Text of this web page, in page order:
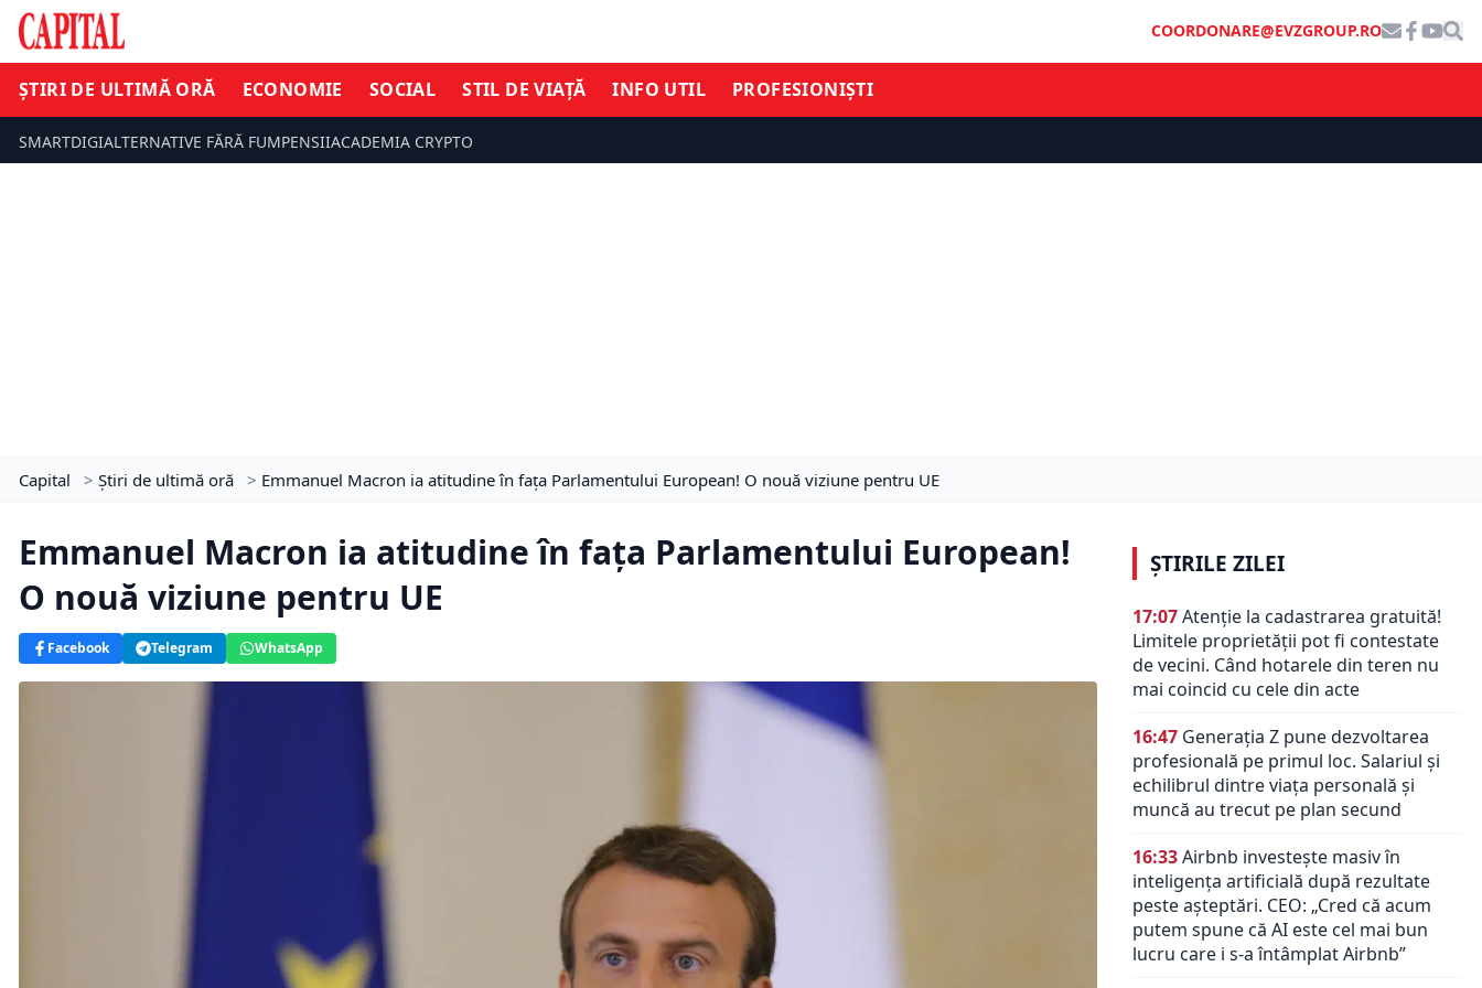
COORDONARE@EVZGROUP.RO
ȘTIRI DE ULTIMĂ ORĂ ECONOMIE SOCIAL STIL DE VIAȚĂ INFO UTIL PROFESIONIȘTI
SMARTDIGIALTERNATIVE FĂRĂ FUMPENSIIACADEMIA CRYPTO
Capital > Știri de ultimă oră > Emmanuel Macron ia atitudine în fața Parlamentului European! O nouă viziune pentru UE
Emmanuel Macron ia atitudine în fața Parlamentului European!
O nouă viziune pentru UE
Facebook Telegram WhatsApp
ȘTIRILE ZILEI
17:07Atenție la cadastrarea gratuită!
Limitele proprietății pot fi contestate
de vecini. Când hotarele din teren nu
mai coincid cu cele din acte
16:47 Generația Z pune dezvoltarea
profesională pe primul loc. Salariul și
echilibrul dintre viața personală și
muncă au trecut pe plan secund
16:33Airbnb investește masiv în
inteligența artificială după rezultate
peste așteptări. CEO: „Cred că acum
putem spune că AI este cel mai bun
lucru care i s-a întâmplat Airbnb”